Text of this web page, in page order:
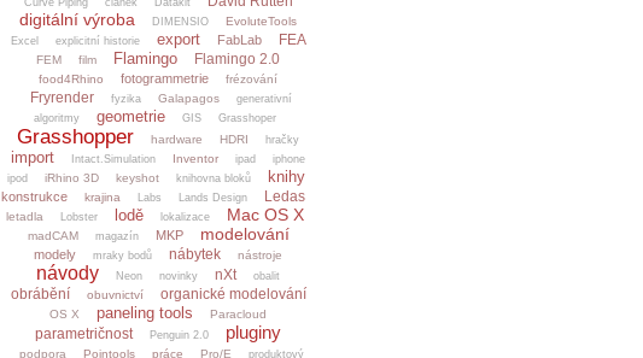
Curve Piping
článek Datakit
digitální výroba DIMENSIO EvoluteTools
Excel explicitní historie export FabLab FEA
FEM film Flamingo Flamingo 2.0
food4Rhino fotogrammetrie frézování
Fryrender fyzika Galapagos
generativní
algoritmy
geometrie GIS Grasshoper
Grasshopper hardware HDRI hračky
import Intact.Simulation Inventor ipad
iphone
ipod
iRhino 3D keyshot knihovna bloků knihy
konstrukce krajina Labs Lands Design Ledas
letadla Lobster lodě lokalizace Mac OS X
madCAM magazín MKP modelování
modely mraky bodů nábytek nástroje
návody Neon novinky nXt obalit
obrábění obuvnictví organické modelování
OS X paneling tools Paracloud
parametričnost Penguin 2.0 pluginy
podpora Pointools práce Pro/E
produktový